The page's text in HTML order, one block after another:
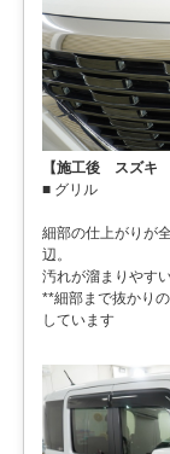
【施工後 スズキ
■ グリル
細部の仕上がりが
辺。
汚れが溜まりやす
**細部まで抜かり
しています